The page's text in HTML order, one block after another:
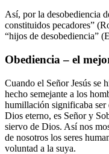
Así, por la desobediencia
constituidos pecadores”
“hijos de desobediencia”
Obediencia – el
Cuando el Señor Jesús se
hecho semejante a los
humillación significaba
Dios eterno, es Señor y
siervo de Dios. Así nos
de nosotros los seres
voluntad a la suya.